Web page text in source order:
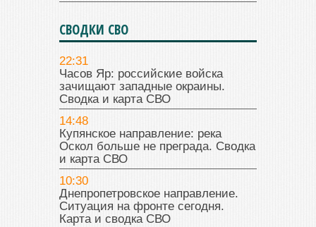
СВОДКИ СВО
22:31
Часов Яр: российские войска
зачищают западные окраины.
Сводка и карта СВО
14:48
Купянское направление: река
Оскол больше не преграда. Сводка
и карта СВО
10:30
Днепропетровское направление.
Ситуация на фронте сегодня.
Карта и сводка СВО